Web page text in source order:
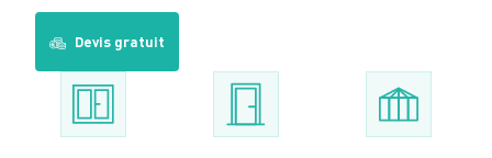
Devis gratuit